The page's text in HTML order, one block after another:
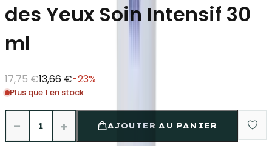
des Yeux Soin Intensif 30
ml
17,75 €13,66 €-23%
Plus que 1 en stock
− 1 + AJOUTER AU PANIER